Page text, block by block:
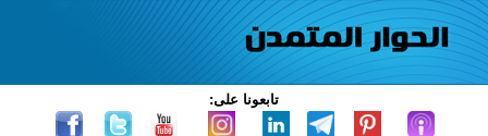
تابعونا على: